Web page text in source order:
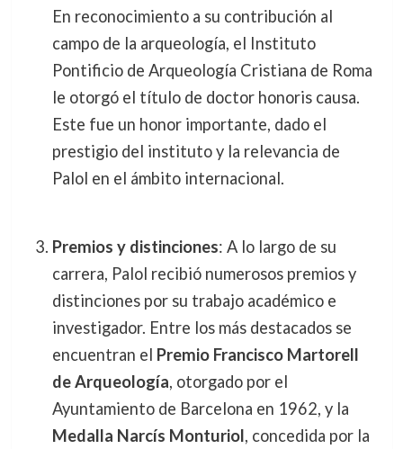
En reconocimiento a su contribución al
campo de la arqueología, el Instituto
Pontificio de Arqueología Cristiana de Roma
le otorgó el título de doctor honoris causa.
Este fue un honor importante, dado el
prestigio del instituto y la relevancia de
Palol en el ámbito internacional.
Premios y distinciones: A lo largo de su
carrera, Palol recibió numerosos premios y
distinciones por su trabajo académico e
investigador. Entre los más destacados se
encuentran el Premio Francisco Martorell
de Arqueología, otorgado por el
Ayuntamiento de Barcelona en 1962, y la
Medalla Narcís Monturiol, concedida por la